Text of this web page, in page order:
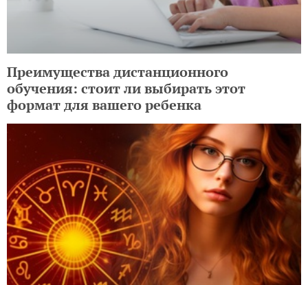
Преимущества дистанционного
обучения: стоит ли выбирать этот
формат для вашего ребенка